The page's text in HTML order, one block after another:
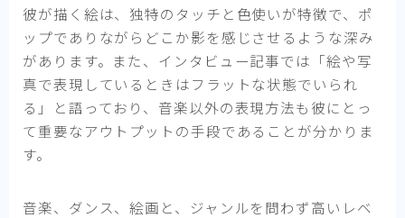
彼が描く絵は、独特のタッチと色使いが特徴で、ポ
ップでありながらどこか影を感じさせるような深み
があります。また、インタビュー記事では「絵や写
真で表現しているときはフラットな状態でいられ
る」と語っており、音楽以外の表現方法も彼にとっ
て重要なアウトプットの手段であることが分かりま
す。
音楽、ダンス、絵画と、ジャンルを問わず高いレベ